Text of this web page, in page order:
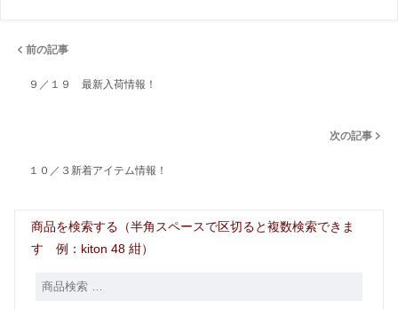
前の記事
９／１９ 最新入荷情報！
次の記事
１０／３新着アイテム情報！
商品を検索する（半角スペースで区切ると複数検索できま
す 例：kiton 48 紺）